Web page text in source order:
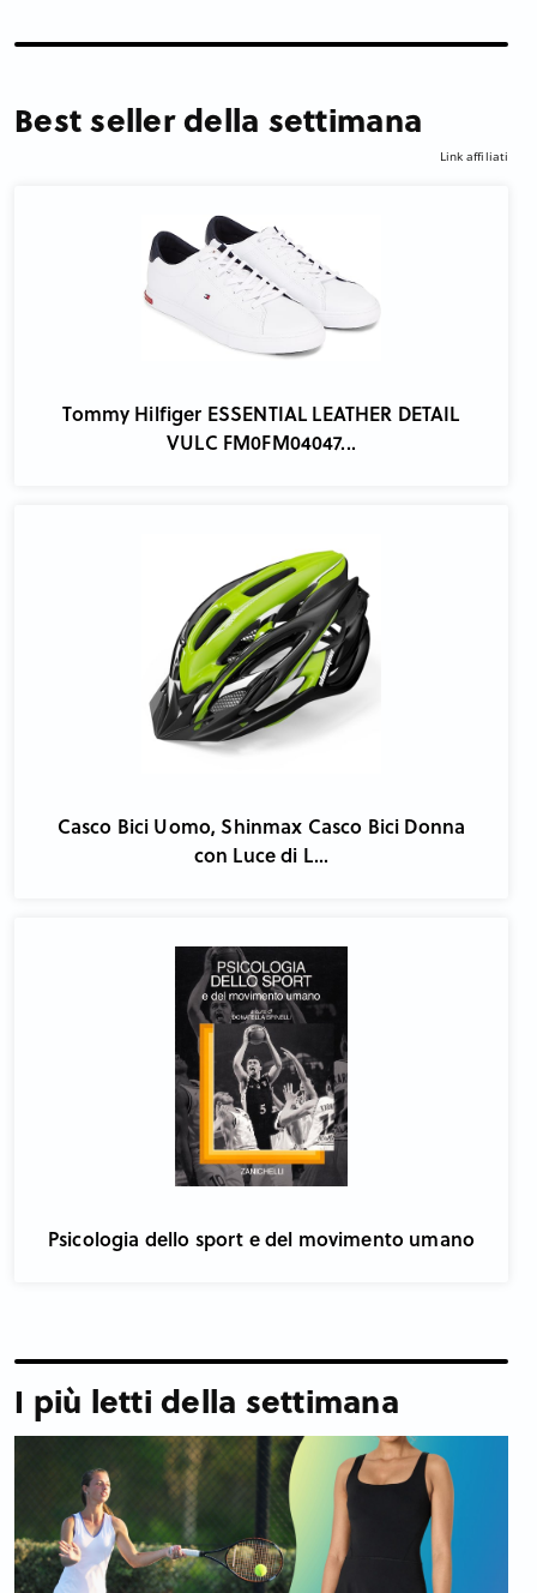
Best seller della settimana
Link affiliati
Tommy Hilfiger ESSENTIAL LEATHER DETAIL
VULC FM0FM04047...
Casco Bici Uomo, Shinmax Casco Bici Donna
con Luce di L...
Psicologia dello sport e del movimento umano
I più letti della settimana